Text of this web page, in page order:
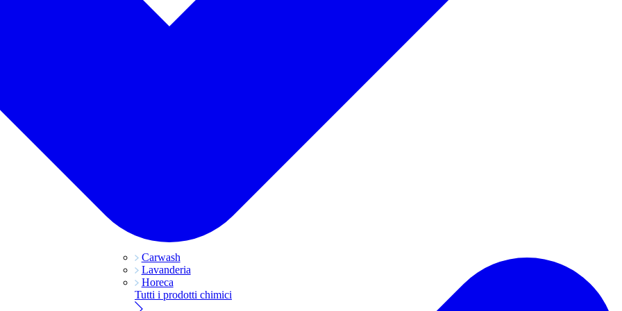
Carwash
Lavanderia
Horeca
Tutti i prodotti chimici